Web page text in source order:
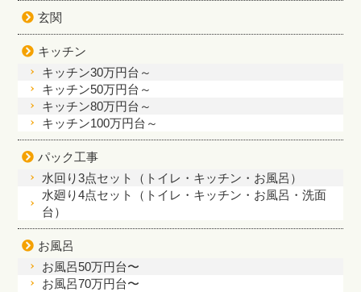
玄関
キッチン
キッチン30万円台～
キッチン50万円台～
キッチン80万円台～
キッチン100万円台～
パック工事
水回り3点セット（トイレ・キッチン・お風呂）
水廻り4点セット（トイレ・キッチン・お風呂・洗面
台）
お風呂
お風呂50万円台〜
お風呂70万円台〜